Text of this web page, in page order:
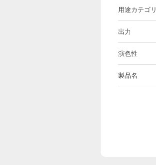
用途カテゴリ
出力
演色性
製品名